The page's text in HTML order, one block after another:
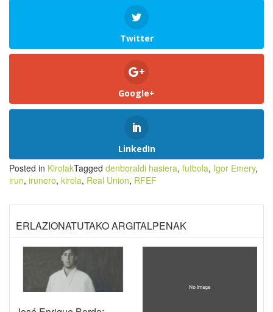
Twitter
Google+
LinkedIn
Posted in KirolakTagged denboraldi hasiera, futbola, Igor Emery,
irun, irunero, kirola, Real Union, RFEF
ERLAZIONATUTAKO ARGITALPENAK